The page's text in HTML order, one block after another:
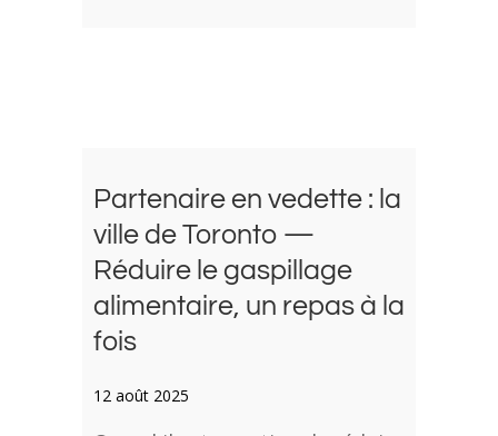
Partenaire en vedette : la
ville de Toronto —
Réduire le gaspillage
alimentaire, un repas à la
fois
12 août 2025